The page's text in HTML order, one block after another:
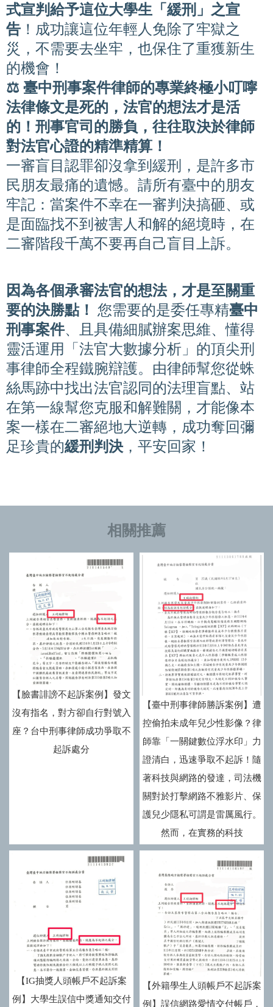
式宣判給予這位大學生「緩刑」之宣
告 ！成功讓這位年輕人免除了牢獄之
災，不需要去坐牢，也保住了重獲新生
的機會！
⚖️ 臺中刑事案件律師的專業終極小叮嚀
法律條文是死的，法官的想法才是活
的！刑事官司的勝負，往往取決於律師
對法官心證的精準精算！
一審盲目認罪卻沒拿到緩刑，是許多市
民朋友最痛的遺憾。請所有臺中的朋友
牢記：當案件不幸在一審判決搞砸、或
是面臨找不到被害人和解的絕境時，在
二審階段千萬不要再自己盲目上訴。
因為各個承審法官的想法，才是至關重
要的決勝點！ 您需要的是委任專精臺中
刑事案件、且具備細膩辦案思維、懂得
靈活運用「法官大數據分析」的頂尖刑
事律師全程鐵腕辯護。由律師幫您從蛛
絲馬跡中找出法官認同的法理盲點、站
在第一線幫您克服和解難關，才能像本
案一樣在二審絕地大逆轉，成功奪回彌
足珍貴的緩刑判決，平安回家！
【臉書誹謗不起訴案例】發文
沒有指名，對方卻自行對號入
座？台中刑事律師成功爭取不
起訴處分
【臺中刑事律師勝訴案例】遭
控偷拍未成年兒少性影像？律
師靠「一關鍵數位浮水印」力
證清白，迅速爭取不起訴！隨
著科技與網路的發達，司法機
關對於打擊網路不雅影片、保
護兒少隱私可謂是雷厲風行。
然而，在實務的科技
【IG抽獎人頭帳戶不起訴案
例】大學生誤信中獎通知交付
【外籍學生人頭帳戶不起訴案
例】誤信網路愛情交付帳戶，